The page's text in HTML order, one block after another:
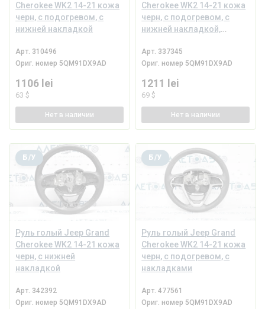
Cherokee WK2 14-21 кожа
черн, с подогревом, с
нижней накладкой
Арт. 310496
Ориг. номер 5QM91DX9AD
1106 lei
63 $
Нет в наличии
Cherokee WK2 14-21 кожа
черн, с подогревом, с
нижней накладкой,
Арт. 337345
Ориг. номер 5QM91DX9AD
1211 lei
69 $
Нет в наличии
Руль голый Jeep Grand
Cherokee WK2 14-21 кожа
черн, с нижней
накладкой
Б/У
Арт. 342392
Ориг. номер 5QM91DX9AD
Руль голый Jeep Grand
Cherokee WK2 14-21 кожа
черн, с подогревом, с
накладками
Б/У
Арт.477561
Ориг. номер 5QM91DX9AD